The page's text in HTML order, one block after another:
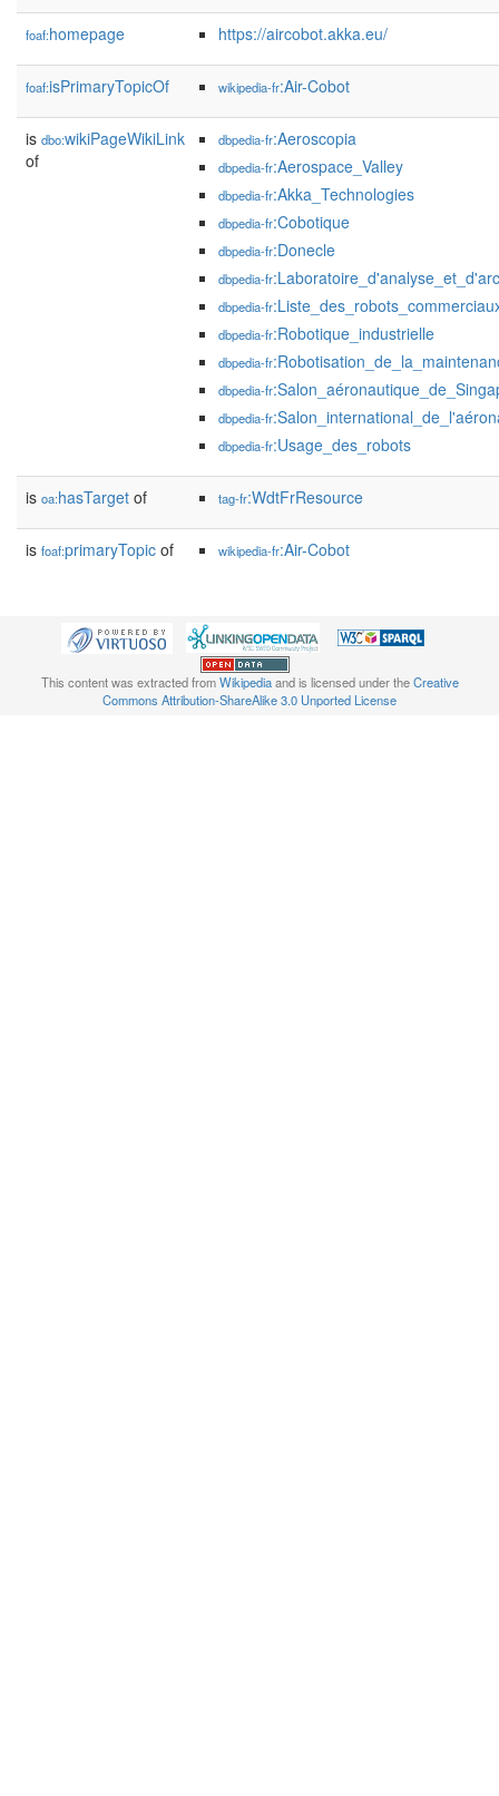
foaf:homepage https://aircobot.akka.eu/
foaf:isPrimaryTopicOf wikipedia-fr:Air-Cobot
is dbo:wikiPageWikiLink
of
dbpedia-fr:Aeroscopia
dbpedia-fr:Aerospace_Valley
dbpedia-fr:Akka_Technologies
dbpedia-fr:Cobotique
dbpedia-fr:Donecle
dbpedia-fr
dbpedia-fr
dbpedia-fr:Robotique_industrielle
dbpedia-fr
dbpedia-fr
dbpedia-fr
dbpedia-fr:Usage_des_robots
is oa:hasTarget of tag-fr:WdtFrResource
is foaf:primaryTopic of wikipedia-fr:Air-Cobot
This content was extracted fromWikipediaand is licensed under theCreative
Commons Attribution-ShareAlike 3.0 Unported License